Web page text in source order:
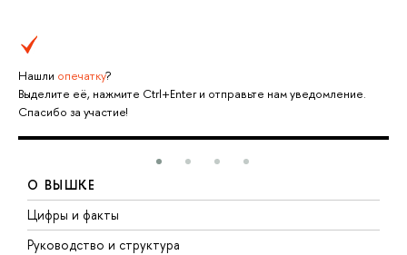
Нашли опечатку?
Выделите её, нажмите Ctrl+Enter и отправьте нам уведомление.
Спасибо за участие!
О ВЫШКЕ
Цифры и факты
Руководство и структура